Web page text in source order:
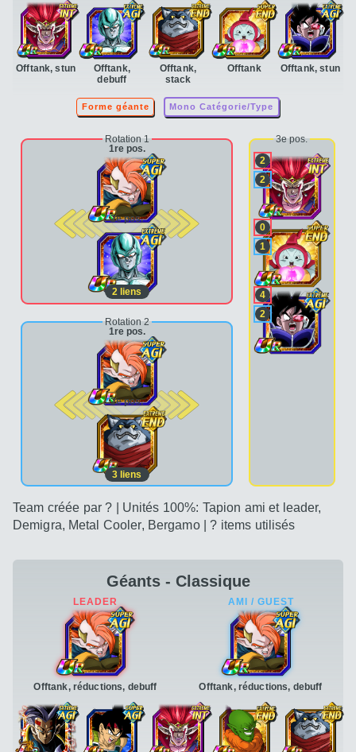
Offtank, stun
Offtank,
debuff
Offtank,
stack
Offtank Offtank, stun
Forme géante Mono Catégorie/Type
Rotation 1
1re pos.
2e pos.
2 liens
Rotation 2
1re pos.
2e pos.
3 liens
3e pos.
2
2
0
1
4
2
Team créée par ? | Unités 100%: Tapion ami et leader,
Demigra, Metal Cooler, Bergamo | ? items utilisés
Géants - Classique
Offtank, réductions, debuff Offtank, réductions, debuff